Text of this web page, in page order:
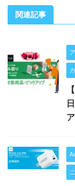
関連記事